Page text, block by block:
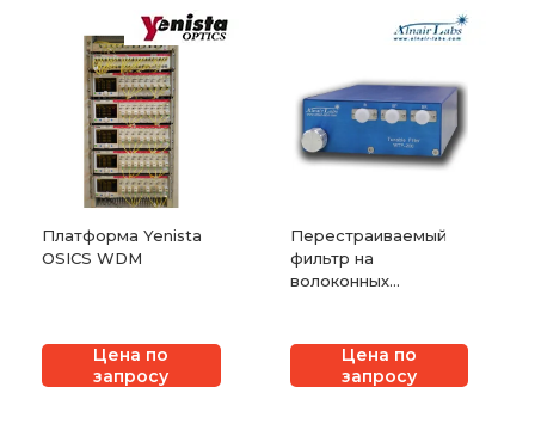
Платформа Yenista
OSICS WDM
Цена по
запросу
Перестраиваемый
фильтр на
волоконных
Цена по
запросу